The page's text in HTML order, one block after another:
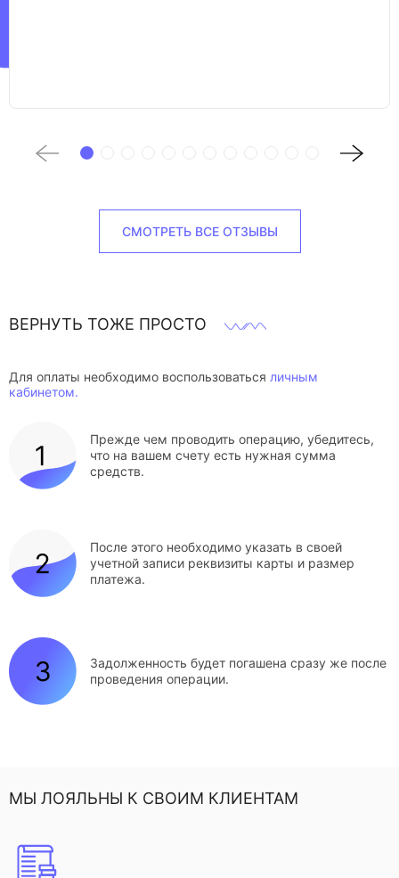
СМОТРЕТЬ ВСЕ ОТЗЫВЫ
ВЕРНУТЬ ТОЖЕ ПРОСТО
Для оплаты необходимо воспользоваться личным
кабинетом.
Прежде чем проводить операцию, убедитесь,
что на вашем счету есть нужная сумма
средств.
После этого необходимо указать в своей
учетной записи реквизиты карты и размер
платежа.
Задолженность будет погашена сразу же после
проведения операции.
МЫ ЛОЯЛЬНЫ К СВОИМ КЛИЕНТАМ